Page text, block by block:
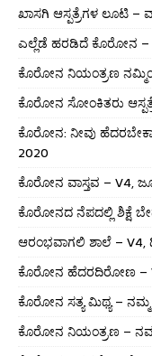
ಖಾಸಗಿ ಆಸ್ಪತ್ರೆಗಳ ಲೂಟಿ –
ಎಲ್ಲೆಡೆ ಹರಡಿದೆ ಕೊರೋನ –
ಕೊರೋನ ನಿಯಂತ್ರಣ
ಕೊರೋನ ಸೋಂಕಿತರು
ಕೊರೋನ: ನೀವು
2020
ಕೊರೋನ ವಾಸ್ತವ – V4,
ಕೊರೋನದ ನೆಪದಲ್ಲಿ ಶಿಕ್ಷೆ
ಆರಂಭವಾಗಲಿ ಶಾಲೆ –
ಕೊರೋನ ಹೆದರದಿರೋಣ –
ಕೊರೋನ ಸತ್ಯ ಮಿಥ್ಯ – ನಮ್ಮ
ಕೊರೋನ ನಿಯಂತ್ರಣ – ನಮ್ಮ